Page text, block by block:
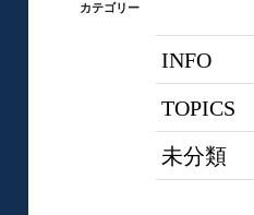
カテゴリー
INFO
TOPICS
未分類